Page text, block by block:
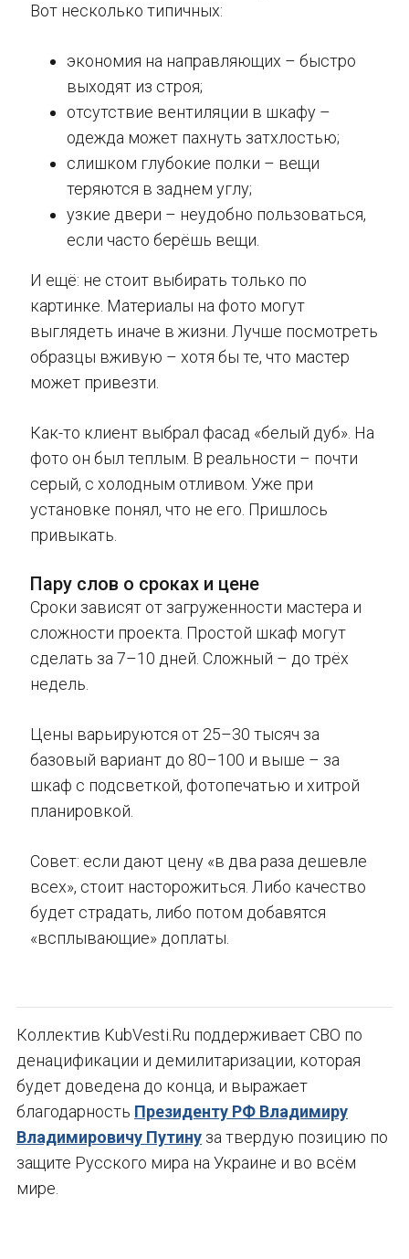
Вот несколько типичных:
экономия на направляющих – быстро
выходят из строя;
отсутствие вентиляции в шкафу –
одежда может пахнуть затхлостью;
слишком глубокие полки – вещи
теряются в заднем углу;
узкие двери – неудобно пользоваться,
если часто берёшь вещи.
И ещё: не стоит выбирать только по
картинке. Материалы на фото могут
выглядеть иначе в жизни. Лучше посмотреть
образцы вживую – хотя бы те, что мастер
может привезти.
Как-то клиент выбрал фасад «белый дуб». На
фото он был теплым. В реальности – почти
серый, с холодным отливом. Уже при
установке понял, что не его. Пришлось
привыкать.
Пару слов о сроках и цене
Сроки зависят от загруженности мастера и
сложности проекта. Простой шкаф могут
сделать за 7–10 дней. Сложный – до трёх
недель.
Цены варьируются от 25–30 тысяч за
базовый вариант до 80–100 и выше – за
шкаф с подсветкой, фотопечатью и хитрой
планировкой.
Совет: если дают цену «в два раза дешевле
всех», стоит насторожиться. Либо качество
будет страдать, либо потом добавятся
«всплывающие» доплаты.
Коллектив KubVesti.Ru поддерживает СВО по
денацификации и демилитаризации, которая
будет доведена до конца, и выражает
благодарность Президенту РФ Владимиру
Владимировичу Путину за твердую позицию по
защите Русского мира на Украине и во всём
мире.